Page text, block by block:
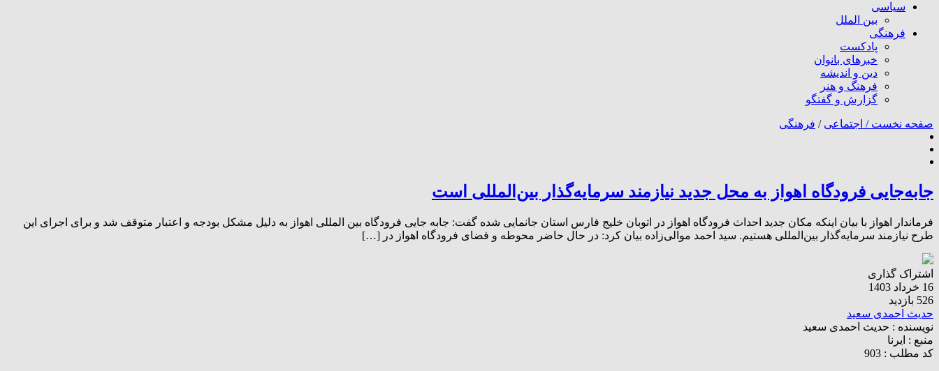
سیاسی
بین الملل
فرهنگی
پادکست
خبرهای بانوان
دین و اندیشه
فرهنگ و هنر
گزارش و گفتگو
صفحه نخست / اجتماعی / فرهنگی
جابه‌جایی فرودگاه اهواز به محل جدید نیازمند سرمایه‌گذار بین‌المللی است
فرماندار اهواز با بیان اینکه مکان جدید احداث فرودگاه اهواز در اتوبان خلیج فارس استان جانمایی شده گفت: جابه جایی فرودگاه بین المللی اهواز به دلیل مشکل بودجه و اعتبار متوقف شد و برای اجرای این
طرح نیازمند سرمایه‌گذار بین‌المللی هستیم. سید احمد موالی‌زاده بیان کرد: در حال حاضر محوطه و فضای فرودگاه اهواز در […]
اشتراک گذاری
16 خرداد 1403
526 بازدید
حدیث احمدی سعید
نویسنده : حدیث احمدی سعید
منبع : ایرنا
کد مطلب : 903